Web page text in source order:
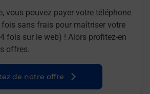
vous pouvez payer votre téléphone
sans frais pour maîtriser votre
fois sur le web) ! Alors profitez-en
offres.
de notre offre